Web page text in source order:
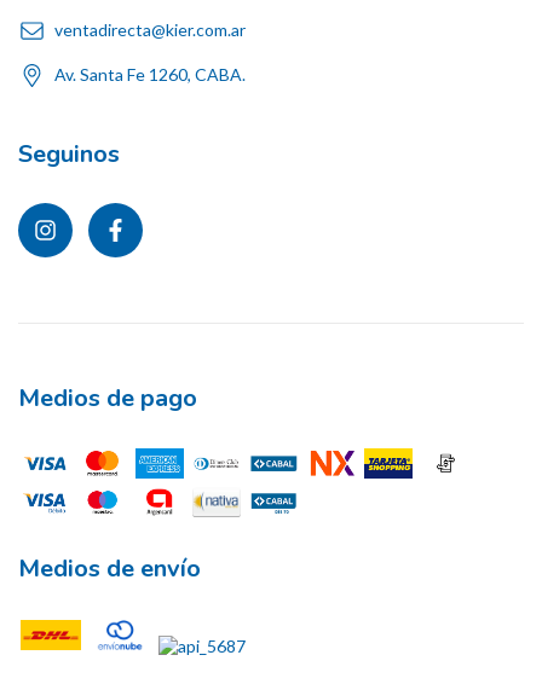
ventadirecta@kier.com.ar
Av. Santa Fe 1260, CABA.
Seguinos
Medios de pago
Medios de envío